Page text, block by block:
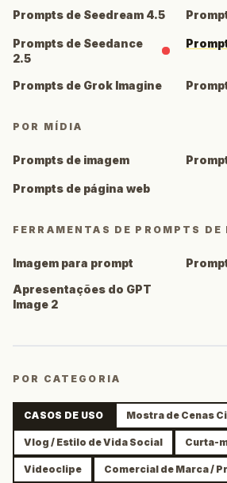
Prompts de Seedream 4.5
Prompts de Seedance
2.5
Prompts de Grok Imagine
POR MÍDIA
Prompts de imagem
Prompts de página web
FERRAMENTAS DE PROMPTS DE
Imagem para prompt
Apresentações do GPT
Image 2
POR CATEGORIA
CASOS DE USO Mostra de Cenas
Vlog / Estilo de Vida Social Curta-
Videoclipe Comercial de Marca /